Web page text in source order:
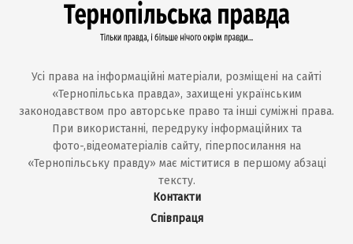
Усі права на інформаційні матеріали, розміщені на сайті
«Тернопільська правда», захищені українським
законодавством про авторське право та інші суміжні права.
При використанні, передруку інформаційних та
фото-,відеоматеріалів сайту, гіперпосилання на
«Тернопільську правду» має міститися в першому абзаці
тексту.
Контакти
Співпраця